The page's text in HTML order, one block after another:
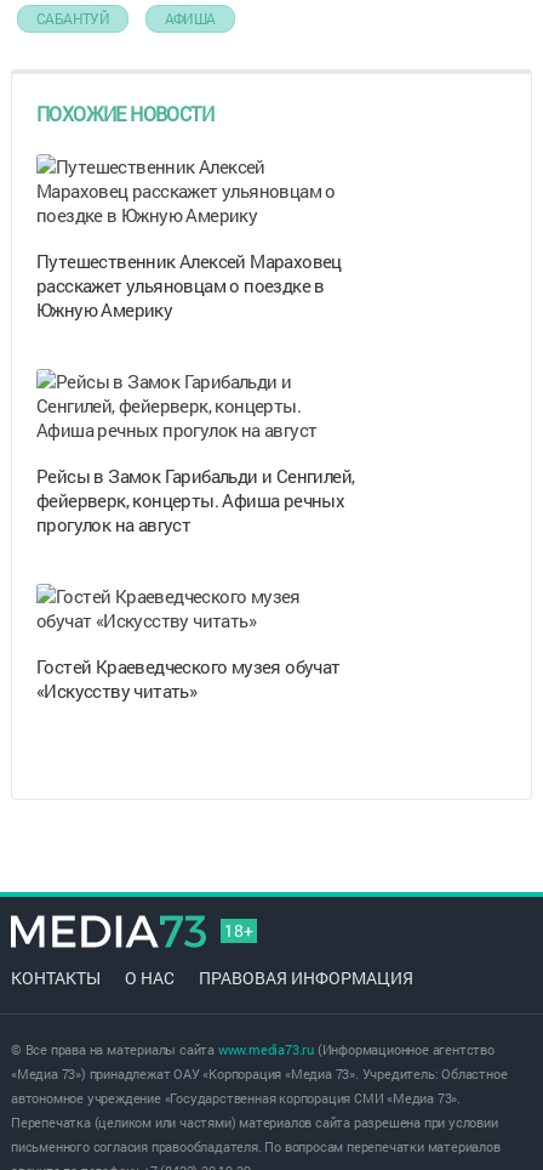
САБАНТУЙ АФИША
ПОХОЖИЕ НОВОСТИ
Путешественник Алексей Мараховец
расскажет ульяновцам о поездке в
Южную Америку
Рейсы в Замок Гарибальди и Сенгилей,
фейерверк, концерты. Афиша речных
прогулок на август
Гостей Краеведческого музея обучат
«Искусству читать»
18+
КОНТАКТЫ О НАС ПРАВОВАЯ ИНФОРМАЦИЯ
© Все права на материалы сайта www.media73.ru(Информационное агентство
«Медиа 73») принадлежат ОАУ «Корпорация «Медиа 73». Учредитель: Областное
автономное учреждение «Государственная корпорация СМИ «Медиа 73».
Перепечатка (целиком или частями) материалов сайта разрешена при условии
письменного согласия правообладателя. По вопросам перепечатки материалов